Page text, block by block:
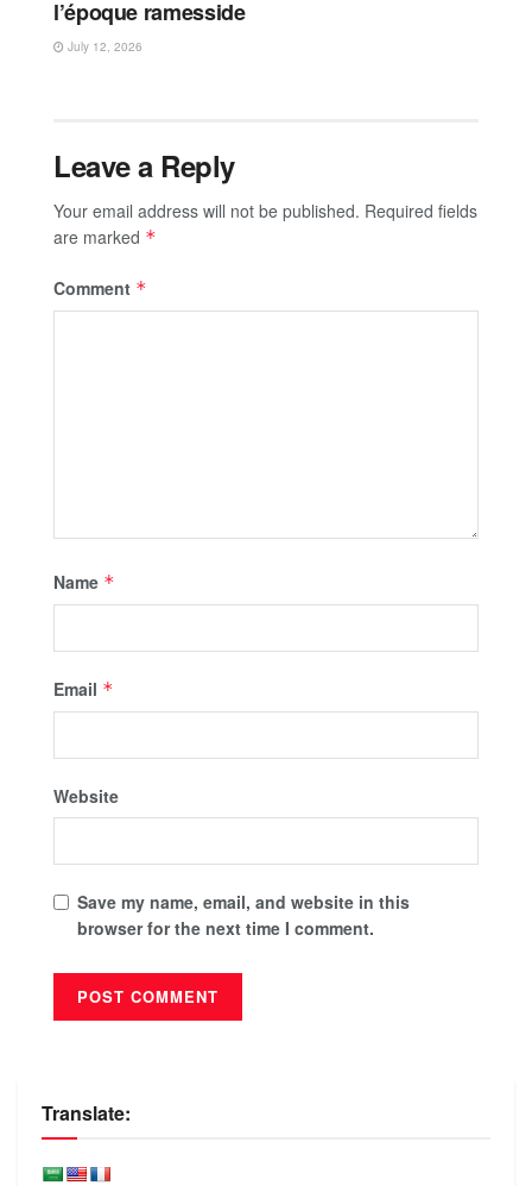
l’époque ramesside
July 12, 2026
Leave a Reply
Your email address will not be published. Required fields
are marked *
Comment *
Name *
Email *
Website
Save my name, email, and website in this
browser for the next time I comment.
Translate: